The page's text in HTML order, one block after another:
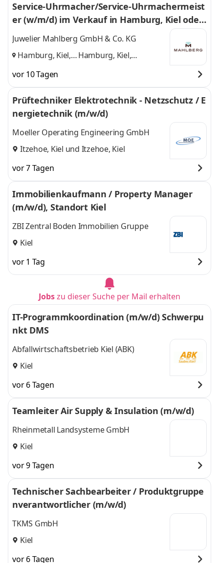
Service-Uhrmacher/Service-Uhrmachermeist
er (w/m/d) im Verkauf in Hamburg, Kiel oder
Oldenburg in Voll- oder Teilzeit
Juwelier Mahlberg GmbH & Co. KG
Hamburg, Kiel,
Hamburg, Kiel,
vor 10 Tagen
Prüftechniker Elektrotechnik - Netzschutz / E
nergietechnik (m/w/d)
Moeller Operating Engineering GmbH
Itzehoe, Kiel und Itzehoe, Kiel
vor 7 Tagen
Immobilienkaufmann / Property Manager
(m/w/d), Standort Kiel
ZBI Zentral Boden Immobilien Gruppe
Kiel
vor 1 Tag
Jobszu dieser Suche per Mail erhalten
IT-Programmkoordination (m/w/d) Schwerpu
nkt DMS
Abfallwirtschaftsbetrieb Kiel (ABK)
Kiel
vor 6 Tagen
Teamleiter Air Supply & Insulation (m/w/d)
Rheinmetall Landsysteme GmbH
Kiel
vor 9 Tagen
Technischer Sachbearbeiter / Produktgruppe
nverantwortlicher (m/w/d)
TKMS GmbH
Kiel
vor 6 Tagen